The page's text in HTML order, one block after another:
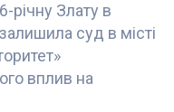
річну Злату в
суд в місті
вплив на